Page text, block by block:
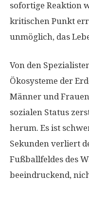
sofortige Reaktion
kritischen Punkt
unmöglich, das
Von den
Ökosysteme der
Männer und
sozialen Status
herum. Es ist
Sekunden verliert
Fußballfeldes des
beeindruckend,